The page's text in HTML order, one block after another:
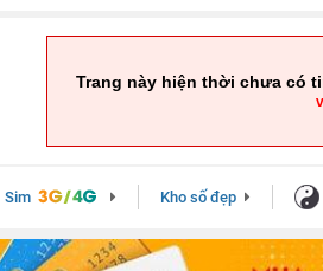
Trang này hiện thời chưa có
Sim Kho số đẹp